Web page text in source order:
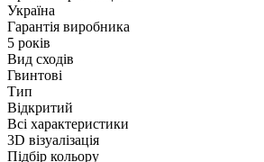
Україна
Гарантія виробника
5 років
Вид сходів
Гвинтові
Тип
Відкритий
Всі характеристики
3D візуалізація
Підбір кольору